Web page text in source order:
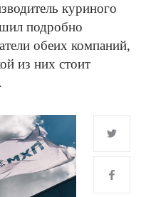
куриного
подробно
обеих компаний,
из них стоит